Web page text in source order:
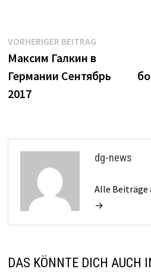
Beitrags-
Navigation
VORHERIGER BEITRAGVorheriger
Beitrag:
Максим Галкин в
Германии Сентябрь
2017
dg-news
Alle Beiträge
→
DAS KÖNNTE DICH AUCH